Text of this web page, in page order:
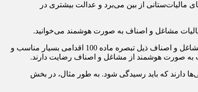
روندهای مالیات‌ستانی از بین می‌برد و عدالت بیشتری در
با اشاره به این موضوع که هوشمندسازی دریافت مالیات از مشاغل و اصناف ذیل تبصره ماده 100 اقدامی بسیار مناسب و
دارند که باید رسیدگی شود. به طور مثال، در بخش